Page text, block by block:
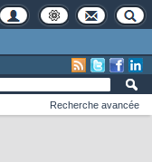
Recherche avancée